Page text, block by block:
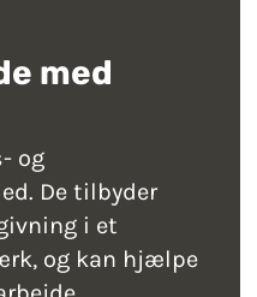
med
og
De tilbyder
i et
og kan hjælpe